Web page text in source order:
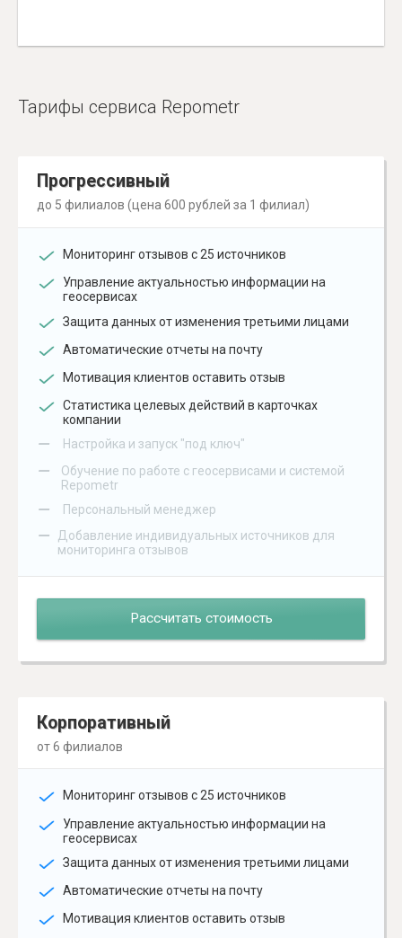
Тарифы сервиса Repometr
Прогрессивный
до 5 филиалов (цена 600 рублей за 1 филиал)
Мониторинг отзывов с 25 источников
Управление актуальностью информации на
геосервисах
Защита данных от изменения третьими лицами
Автоматические отчеты на почту
Мотивация клиентов оставить отзыв
Статистика целевых действий в карточках
компании
– Настройка и запуск "под ключ"
–
Обучение по работе с геосервисами и системой
Repometr
– Персональный менеджер
–
Добавление индивидуальных источников для
мониторинга отзывов
Рассчитать стоимость
Корпоративный
от 6 филиалов
Мониторинг отзывов с 25 источников
Управление актуальностью информации на
геосервисах
Защита данных от изменения третьими лицами
Автоматические отчеты на почту
Мотивация клиентов оставить отзыв